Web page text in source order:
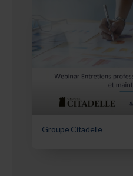
Groupe Citadelle